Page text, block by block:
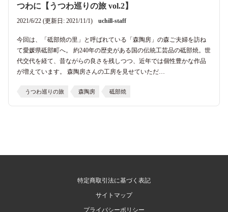
つわに【うつわ巡りの旅 vol.2】
2021/6/22 (更新日: 2021/11/1) uchill-staff
今回は、「砥部焼の里」と呼ばれている「森陶房」の森ご夫婦を訪ね
て愛媛県砥部町へ。 約240年の歴史がある国の伝統工芸品の砥部焼。世
代交代を経て、昔ながらの良さを残しつつ、近年では個性豊かな作品
が増えています。 森陶房さんの工房を見せていただ…
うつわ巡りの旅 森陶房 砥部焼
特定商取引法に基づく表記
サイトマップ
プライバシーポリシー